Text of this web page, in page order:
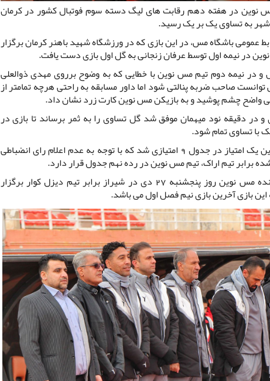
نوین در هفته دهم رقابت های لیگ دسته سوم فوتبال کشور در کرمان
به تساوی یک بر یک رسید.
عمومی باشگاه مس، در این بازی که در ورزشگاه شهید باهنر کرمان برگزار
در نیمه اول توسط عرفان زنجانی به گل اول بازی دست یافت.
در نیمه دوم تیم مس نوین با خطایی که به وضوح برروی مهدی ذوالعلی
توانست صاحب ضربه پنالتی شود اما داور مسابقه به راحتی هرچه تمامتر از
واضح چشم پوشید و به بازیکن مس نوین کارت زرد نشان داد.
و در دقیقه نود میهمان موفق شد گل تساوی را به ثمر برساند تا بازی در
با تساوی تمام شود.
مس نوین با این یک امتیاز در جدول 9 امتیازی شد که با توجه به عدم اعلام رای انضباطی
برابر تیم اراک، تیم مس نوین در رده نهم جدول قرار دارد.
بازی هفته آینده مس نوین روز پنجشنبه 27 دی در شیراز برابر تیم دیزل کوار برگزار
بازی آخرین بازی نیم فصل اول می باشد.